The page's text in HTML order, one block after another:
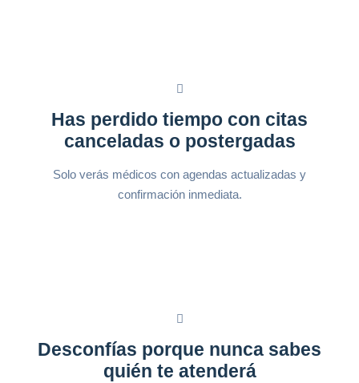
Has perdido tiempo con citas
canceladas o postergadas
Solo verás médicos con agendas actualizadas y
confirmación inmediata.
Desconfías porque nunca sabes
quién te atenderá